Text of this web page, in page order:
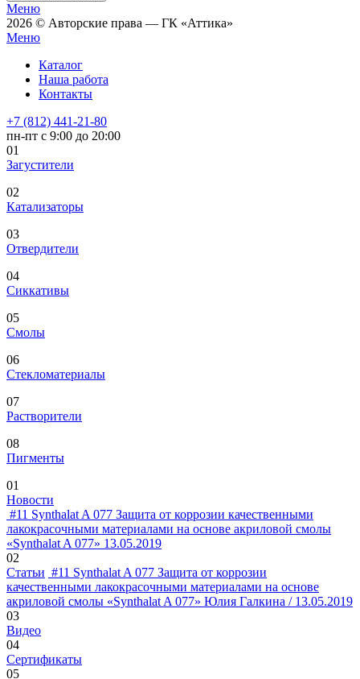
Меню
2026 © Авторские права — ГК «Аттика»
Меню
Каталог
Наша работа
Контакты
+7 (812) 441-21-80
пн-пт с 9:00 до 20:00
01
Загустители
02
Катализаторы
03
Отвердители
04
Сиккативы
05
Смолы
06
Стекломатериалы
07
Растворители
08
Пигменты
01
Новости
#11 Synthalat A 077 Защита от коррозии качественными
лакокрасочными материалами на основе акриловой смолы
«Synthalat A 077» 13.05.2019
02
Статьи #11 Synthalat A 077 Защита от коррозии
качественными лакокрасочными материалами на основе
акриловой смолы «Synthalat A 077» Юлия Галкина / 13.05.2019
03
Видео
04
Сертификаты
05